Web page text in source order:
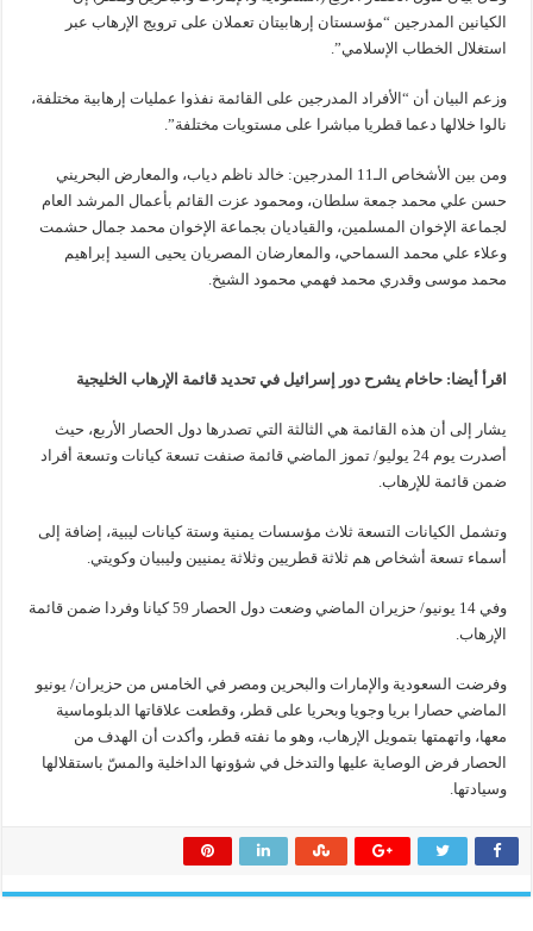
الكيانين المدرجين “مؤسستان إرهابيتان تعملان على ترويج الإرهاب عبر
استغلال الخطاب الإسلامي”.
وزعم البيان أن “الأفراد المدرجين على القائمة نفذوا عمليات إرهابية مختلفة،
نالوا خلالها دعما قطريا مباشرا على مستويات مختلفة”.
ومن بين الأشخاص الـ11 المدرجين: خالد ناظم دياب، والمعارض البحريني
حسن علي محمد جمعة سلطان، ومحمود عزت القائم بأعمال المرشد العام
لجماعة الإخوان المسلمين، والقياديان بجماعة الإخوان محمد جمال حشمت
وعلاء علي محمد السماحي، والمعارضان المصريان يحيى السيد إبراهيم
محمد موسى وقدري محمد فهمي محمود الشيخ.
اقرأ أيضا: حاخام يشرح دور إسرائيل في تحديد قائمة الإرهاب الخليجية
يشار إلى أن هذه القائمة هي الثالثة التي تصدرها دول الحصار الأربع، حيث
أصدرت يوم 24 يوليو/ تموز الماضي قائمة صنفت تسعة كيانات وتسعة أفراد
ضمن قائمة للإرهاب.
وتشمل الكيانات التسعة ثلاث مؤسسات يمنية وستة كيانات ليبية، إضافة إلى
أسماء تسعة أشخاص هم ثلاثة قطريين وثلاثة يمنيين وليبيان وكويتي.
وفي 14 يونيو/ حزيران الماضي وضعت دول الحصار 59 كيانا وفردا ضمن قائمة
الإرهاب.
وفرضت السعودية والإمارات والبحرين ومصر في الخامس من حزيران/ يونيو
الماضي حصارا بريا وجويا وبحريا على قطر، وقطعت علاقاتها الدبلوماسية
معها، واتهمتها بتمويل الإرهاب، وهو ما نفته قطر، وأكدت أن الهدف من
الحصار فرض الوصاية عليها والتدخل في شؤونها الداخلية والمسّ باستقلالها
وسيادتها.